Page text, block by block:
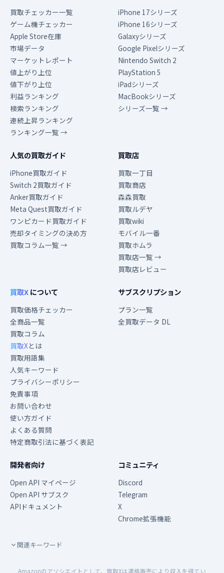
買取チェッカー一覧
ゲーム機チェッカー
Apple Store在庫
市場データ
マーケットレポート
値上がり上位
値下がり上位
利益ランキング
検索ランキング
連続上昇ランキング
ランキング一覧 →
iPhone 17シリーズ
iPhone 16シリーズ
Galaxyシリーズ
Google Pixelシリーズ
Nintendo Switch 2
PlayStation 5
iPadシリーズ
MacBookシリーズ
シリーズ一覧 →
人気の買取ガイド
iPhone買取ガイド
Switch 2買取ガイド
Anker買取ガイド
Meta Quest買取ガイド
ワンピカード買取ガイド
売却タイミングの決め方
買取コラム一覧 →
買取店
買取一丁目
買取商店
森森買取
買取ルデヤ
買取wiki
モバイル一番
買取ホムラ
買取店一覧 →
買取店レビュー
買取Xについて
買取価格チェッカー
全商品一覧
買取コラム
買取Xとは
買取用語集
人気キーワード
プライバシーポリシー
免責事項
お問い合わせ
使い方ガイド
よくある質問
特定商取引法に基づく表記
サブスクリプション
プラン一覧
全買取データ DL
開発者向け
Open API マイページ
Open API サブスク
APIドキュメント
コミュニティ
Discord
Telegram
X
Chrome拡張機能
関連キーワード
Amazonのアソシエイトとして、買取Xは適格販売により収入を得てい